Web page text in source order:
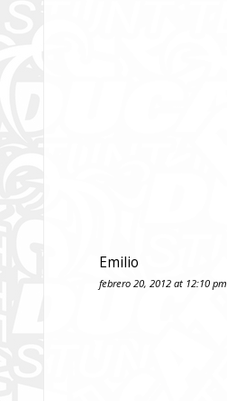
Emilio
febrero 20, 2012 at 12:10 pm